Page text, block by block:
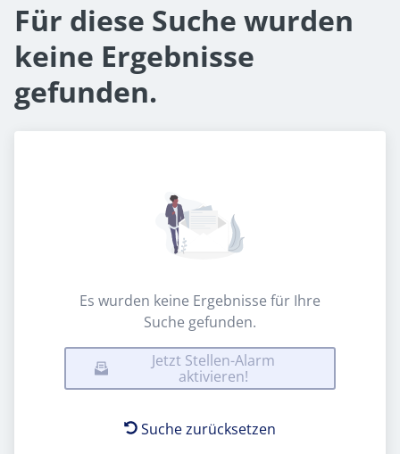
Für diese Suche wurden
keine Ergebnisse
gefunden.
Es wurden keine Ergebnisse für Ihre
Suche gefunden.
Jetzt Stellen-Alarm
aktivieren!
Suche zurücksetzen